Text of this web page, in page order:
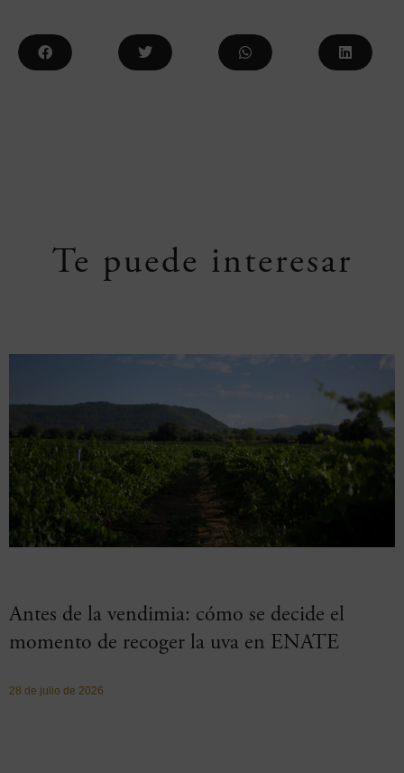
Te puede interesar
Antes de la vendimia: cómo se decide el
momento de recoger la uva en ENATE
28 de julio de 2026